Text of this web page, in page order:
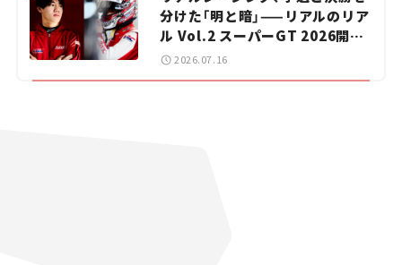
分けた「明と暗」——リアルのリア
ル Vol.2 スーパーGT 2026開幕
戦 岡山国際サーキット
2026.07.16